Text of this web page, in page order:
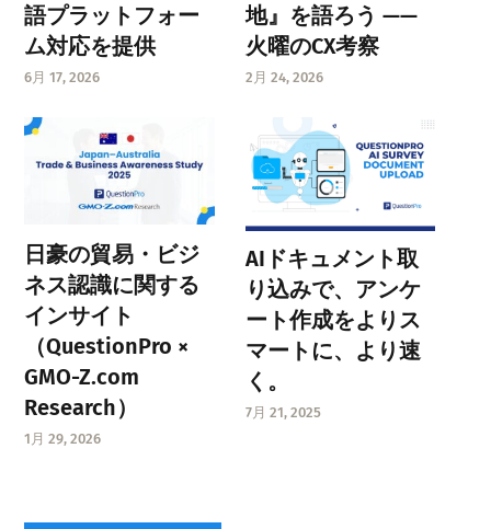
語プラットフォー
ム対応を提供
6月 17, 2026
地』を語ろう ——
火曜のCX考察
2月 24, 2026
日豪の貿易・ビジ
ネス認識に関する
インサイト
（QuestionPro ×
GMO-Z.com
Research）
1月 29, 2026
AIドキュメント取
り込みで、アンケ
ート作成をよりス
マートに、より速
く。
7月 21, 2025